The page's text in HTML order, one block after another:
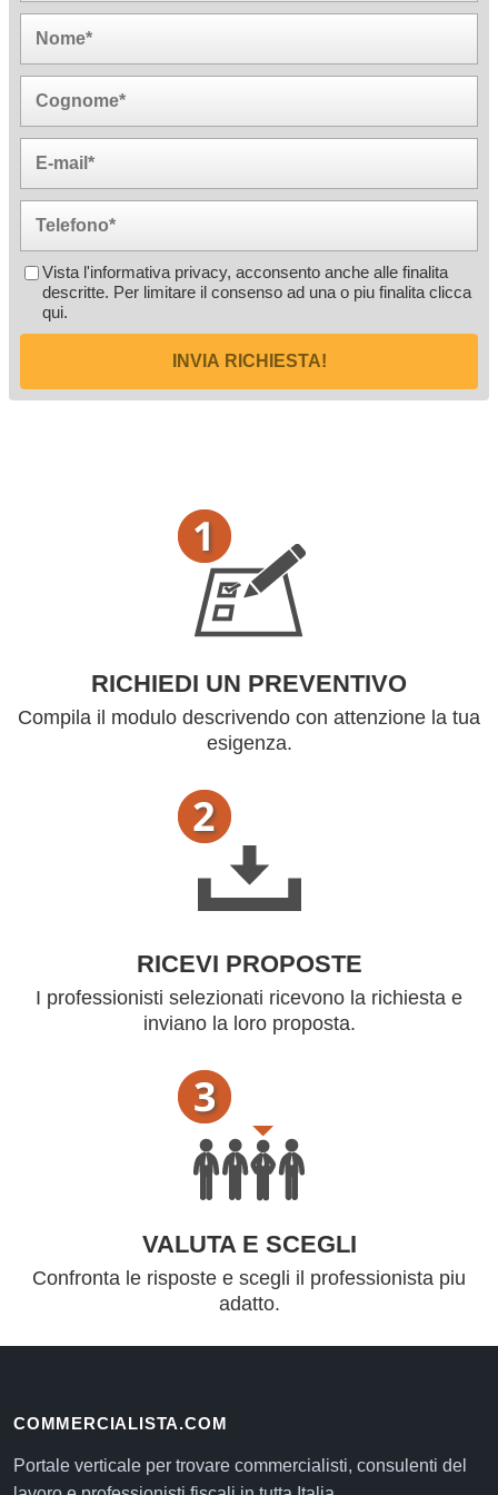
Vista l'informativa privacy, acconsento anche alle finalita
descritte. Per limitare il consenso ad una o piu finalita clicca
qui.
INVIA RICHIESTA!
RICHIEDI UN PREVENTIVO
Compila il modulo descrivendo con attenzione la tua
esigenza.
RICEVI PROPOSTE
I professionisti selezionati ricevono la richiesta e
inviano la loro proposta.
VALUTA E SCEGLI
Confronta le risposte e scegli il professionista piu
adatto.
COMMERCIALISTA.COM
Portale verticale per trovare commercialisti, consulenti del